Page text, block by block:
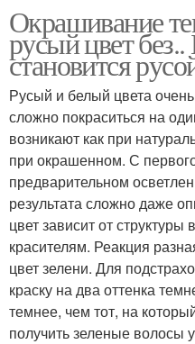
Окрашивание
русый цвет
становится
Русый и белый цвета
сложно покраситься на
возникают как при
при окрашенном. С
предварительном
результата сложно даже
цвет зависит от
красителям. Реакция
цвет зелени. Для
краску на два оттенка
темнее, чем тот, на
получить зеленые волосы